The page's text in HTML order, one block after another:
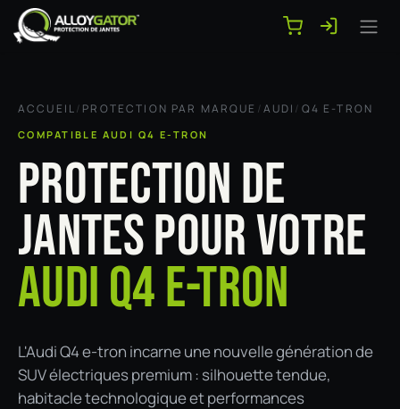
Se rendre au contenu
ACCUEIL/ PROTECTION PAR MARQUE /AUDI / Q4 E-TRON
COMPATIBLE AUDI Q4 E-TRON
PROTECTION DE
JANTES POUR VOTRE
AUDI Q4 E-TRON
L'Audi Q4 e-tron incarne une nouvelle génération de
SUV électriques premium : silhouette tendue,
habitacle technologique et performances